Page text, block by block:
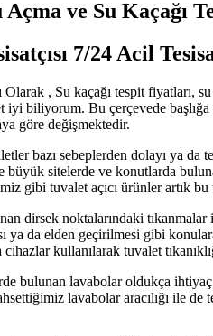
ve Su Kaçağı
7/24 Acil
, Su kaçağı tespit fiyatları,
biliyorum. Bu çerçevede başlığa
göre değişmektedir.
bazı sebeplerden dolayı ya da
büyük sitelerde ve konutlarda
gibi tuvalet açıcı ürünler artık
dirsek noktalarındaki
ya da elden geçirilmesi gibi
kullanılarak tuvalet
bulunan lavabolar oldukça
lavabolar aracılığı ile